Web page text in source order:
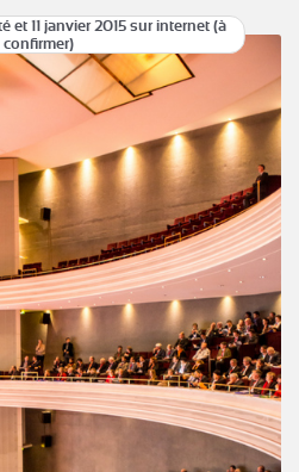
et 11 janvier 2015 sur internet (à
confirmer)